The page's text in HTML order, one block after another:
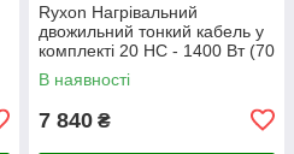
Ryxon Нагрівальний
двожильний тонкий кабель у
комплекті 20 HC - 1400 Вт (70
м)
В наявності
7 840 ₴